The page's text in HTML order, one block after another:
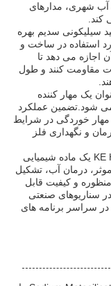
آب شهری، مدارهای
سیلیکونی سدیم بهره
استفاده در ساخت و
اجازه می دهد تا
مقاومت کنند و طول
یک مهار کننده
شود.تضمین عملکرد
مهار خوردگی در شرایط
و نگهداری فلز
به طور کلی، پنتاهیدرات متاسیلیکات سدیم KE HUA یک ماده شیمیایی
درمان آب، تشکیل
و کیفیت قابل
سناریوهای صنعتی
در سراسر برنامه های